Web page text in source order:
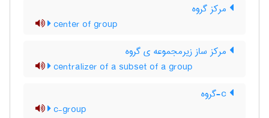
مرکز گروه
center of group
مرکز ساز زیرمجموعه ی گروه
centralizer of a subset of a group
c-group